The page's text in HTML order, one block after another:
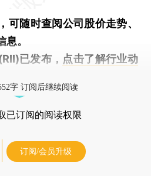
，可随时查阅公司股价走势、
。
已发布， 点击了解行业动
字 订阅后继续阅读
已订阅的阅读权限
订阅/会员升级